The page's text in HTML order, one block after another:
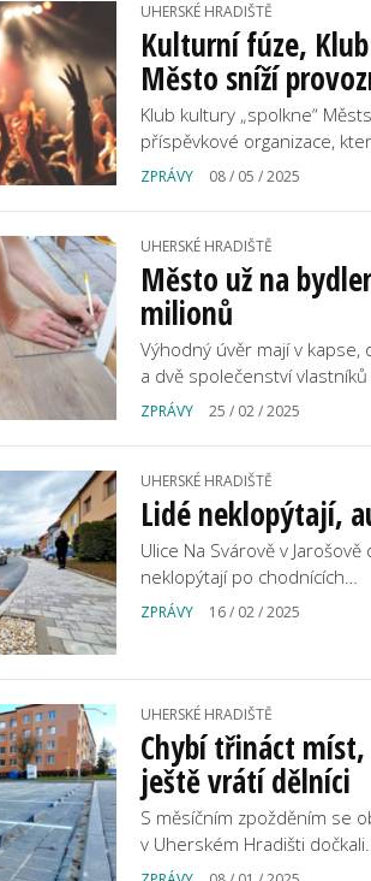
UHERSKÉ HRADIŠTĚ
Kulturní fúze,
Město sníží
Klub kultury „spolkne“
příspěvkové organizace,
ZPRÁVY 08 / 05 / 2025
UHERSKÉ HRADIŠTĚ
Město už na
milionů
Výhodný úvěr mají v
a dvě společenství
ZPRÁVY 25 / 02 / 2025
UHERSKÉ HRADIŠTĚ
Lidé neklopýtají,
Ulice Na Svárově v
neklopýtají po chodnících…
ZPRÁVY 16 / 02 / 2025
UHERSKÉ HRADIŠTĚ
Chybí třináct
ještě vrátí dělníci
S měsíčním zpožděním se
v Uherském Hradišti